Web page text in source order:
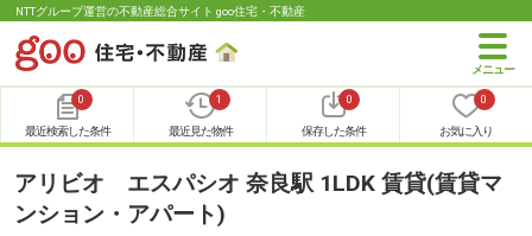
NTTグループ運営の不動産総合サイト goo住宅・不動産
0
最近検索した条件
1
最近見た物件
0
保存した条件
0
お気に入り
アリビオ エスパシオ 奈良駅 1LDK 賃貸(賃貸マ
ンション・アパート)